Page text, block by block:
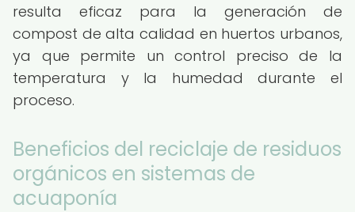
resulta eficaz para la generación de
compost de alta calidad en huertos urbanos,
ya que permite un control preciso de la
temperatura y la humedad durante el
proceso.
Beneficios del reciclaje de residuos
orgánicos en sistemas de
acuaponía